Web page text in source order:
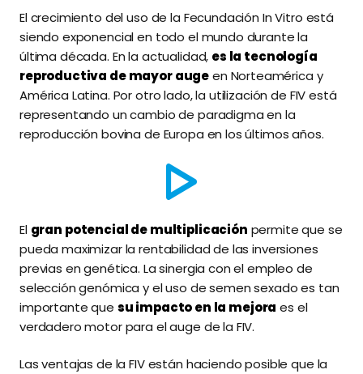
El crecimiento del uso de la Fecundación In Vitro está
siendo exponencial en todo el mundo durante la
última década. En la actualidad, es la tecnología
reproductiva de mayor augeen Norteamérica y
América Latina. Por otro lado, la utilización de FIV está
representando un cambio de paradigma en la
reproducción bovina de Europa en los últimos años.
El gran potencial de multiplicación permite que se
pueda maximizar la rentabilidad de las inversiones
previas en genética. La sinergia con el empleo de
selección genómica y el uso de semen sexado es tan
importante que su impacto en la mejora es el
verdadero motor para el auge de la FIV.
Las ventajas de la FIV están haciendo posible que la